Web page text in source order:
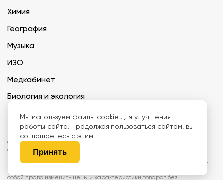
Химия
География
Музыка
ИЗО
Медкабинет
Биология и экология
Технология
ООО «Дети наше будущее» ИНН 6671165273 ОГРН 1216600030250 КПП
667101001 БИК 046577674
Информация на сайте не является публичной офертой. Изображения
могут отличаться от поставляемых товаров. Поставщик оставляет за
собой право изменить цены и характеристики товаров без
Мы используем файлы cookie для улучшения
работы сайта. Продолжая пользоваться сайтом, вы
соглашаетесь с этим.
Принять